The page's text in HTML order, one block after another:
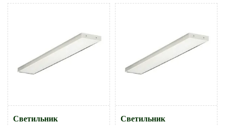
Светильник
Светильник